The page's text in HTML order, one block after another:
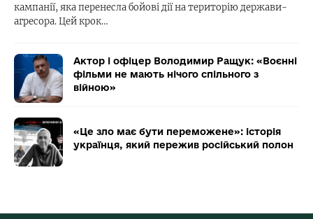
кампанії, яка перенесла бойові дії на територію держави-
агресора. Цей крок…
Актор і офіцер Володимир Ращук: «Воєнні
фільми не мають нічого спільного з
війною»
«Це зло має бути переможене»: історія
українця, який пережив російський полон